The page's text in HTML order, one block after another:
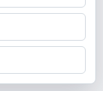
las cookies,